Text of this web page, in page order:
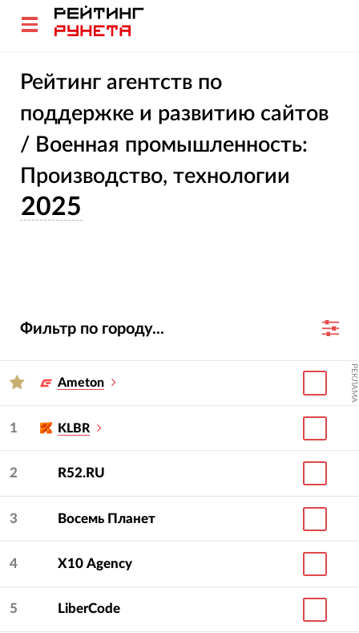
Рейтинг агентств по
поддержке и развитию сайтов
/ Военная промышленность:
Производство, технологии
2025
Фильтр по городу...
Ameton РЕКЛАМА
1 KLBR
2 R52.RU
3 Восемь Планет
4 Х10 Agency
5 LiberCode